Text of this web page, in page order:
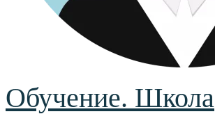
Обучение. Школа